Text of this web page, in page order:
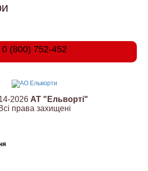
0 (800) 752-452
2026 АТ "Ельворті"
права захищені